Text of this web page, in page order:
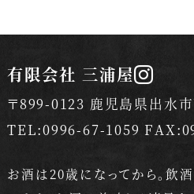
有限会社 三浦屋
〒899-0123 鹿児島県出水
TEL:0996-67-1059
お酒は20歳になってから。飲